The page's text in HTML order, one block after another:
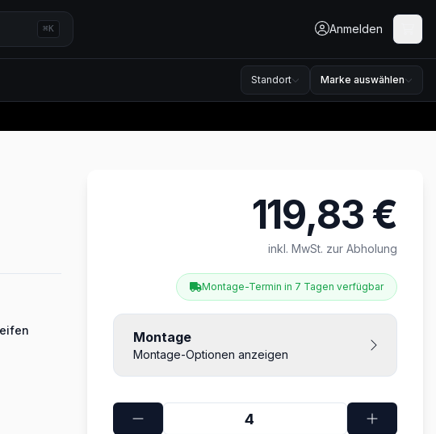
⌘K Anmelden
Standort Marke auswählen
119,83 €
inkl. MwSt. zur Abholung
Montage-Termin in 7 Tagen verfügbar
Montage
Montage-Optionen anzeigen